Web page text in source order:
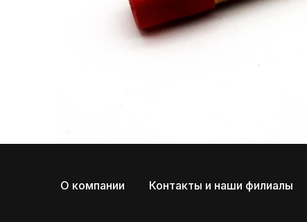
О компании Контакты и наши филиалы